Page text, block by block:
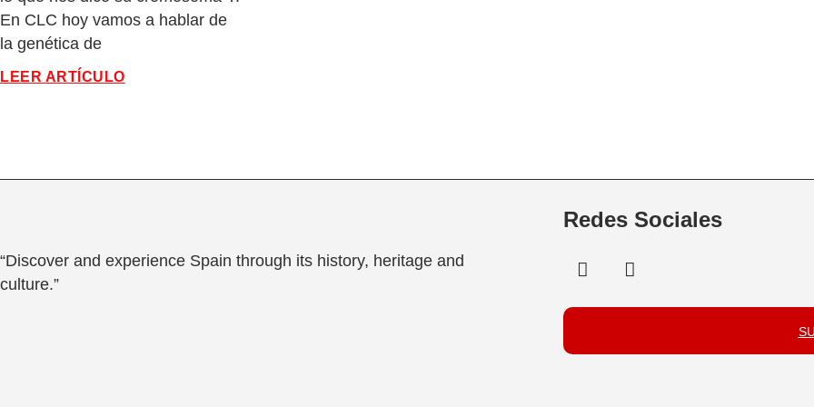
En CLC hoy vamos a hablar de
la genética de
LEER ARTÍCULO
“Discover and experience Spain through its history, heritage and
culture.”
Redes Sociales